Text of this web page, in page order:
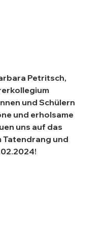
Petritsch,
und Schülern
und erholsame
uns auf das
Tatendrang und